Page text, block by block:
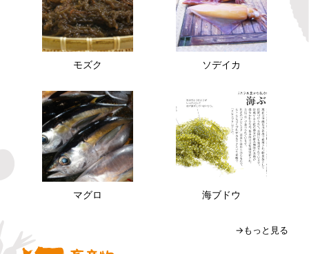
モズク ソデイカ
マグロ 海ブドウ
→もっと見る